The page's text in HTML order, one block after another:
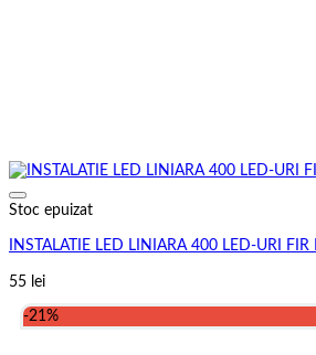
Stoc epuizat
INSTALATIE LED LINIARA 400 LED-URI
55 lei
-21%